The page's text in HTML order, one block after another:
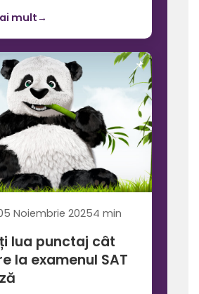
mult→
Noiembrie 20254 min
lua punctaj cât
la examenul SAT